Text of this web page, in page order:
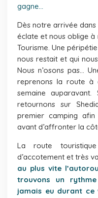
gagne…
Dès notre arrivée
éclate et nous oblige à
Tourisme. Une
nous restait et qui
Nous n’osons pas…
reprenons la route à
semaine
retournons sur
premier camping
avant d’affronter la
La route
d’accotement et très
au plus vite
trouvons un
jamais eu durant ce